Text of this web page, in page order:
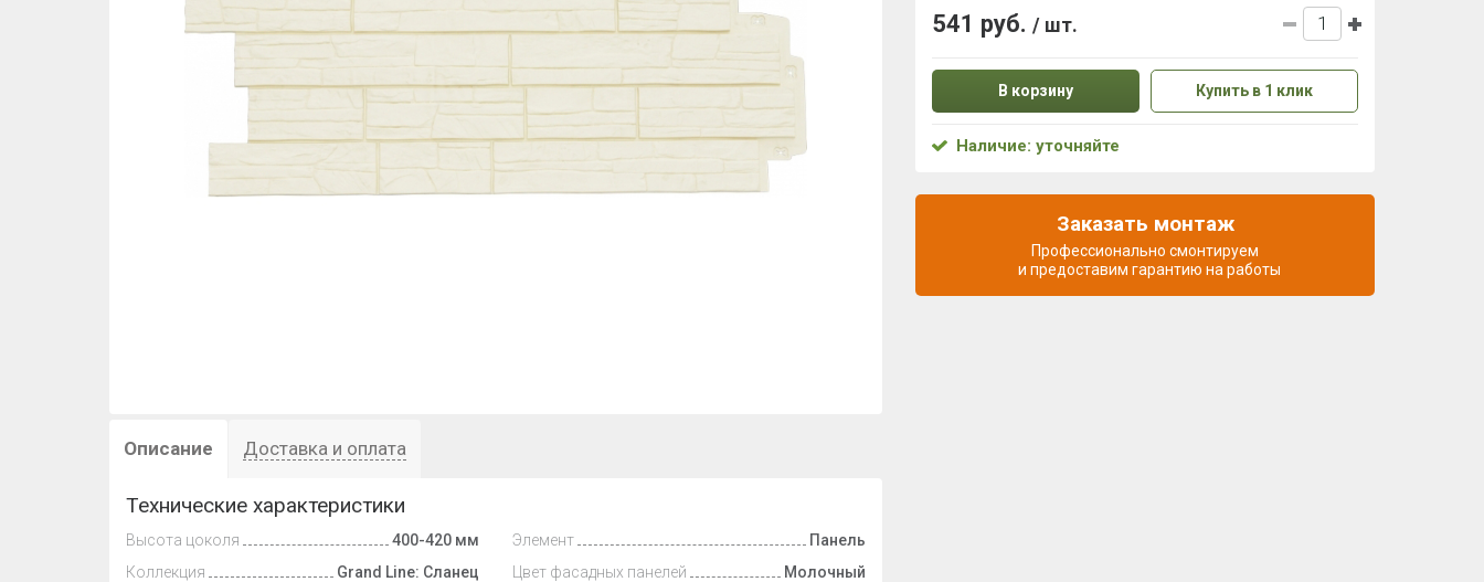
Описание Доставка и оплата
Технические характеристики
Высота цоколя
400-420 мм
Коллекция
Grand Line: Сланец
Элемент
Панель
Цвет фасадных панелей
Молочный
541 руб. / шт.
В корзину Купить в 1 клик
Наличие: уточняйте
Заказать монтаж
Профессионально смонтируем
и предоставим гарантию на работы